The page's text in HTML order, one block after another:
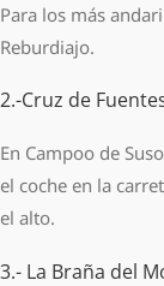
Para los más
Reburdiajo.
2.-Cruz de
En Campoo de
el coche en la
el alto.
3.- La Braña del